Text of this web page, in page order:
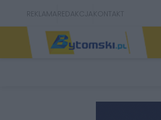
REKLAMAREDAKCJAKONTAKT